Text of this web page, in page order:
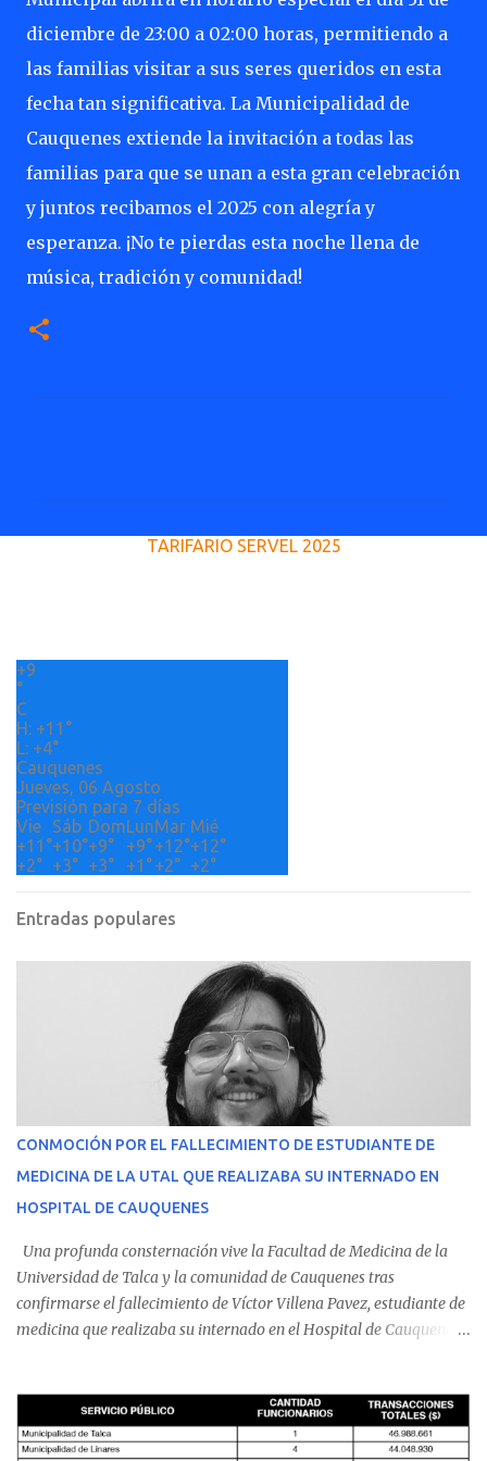
diciembre de 23:00 a 02:00 horas, permitiendo a
las familias visitar a sus seres queridos en esta
fecha tan significativa. La Municipalidad de
Cauquenes extiende la invitación a todas las
familias para que se unan a esta gran celebración
y juntos recibamos el 2025 con alegría y
esperanza. ¡No te pierdas esta noche llena de
música, tradición y comunidad!
s
TARIFARIO SERVEL 2025
+9
°
C
H: +11°
L: +4°
Cauquenes
Jueves, 06 Agosto
Previsión para 7 días
Vie
Sáb DomLunMar Mié
+11°+10°+9° +9°+12°+12°
+2° +3° +3° +1°+2° +2°
Entradas populares
CONMOCIÓN POR EL FALLECIMIENTO DE ESTUDIANTE DE
MEDICINA DE LA UTAL QUE REALIZABA SU INTERNADO EN
HOSPITAL DE CAUQUENES
Una profunda consternación vive la Facultad de Medicina de la
Universidad de Talca y la comunidad de Cauquenes tras
confirmarse el fallecimiento de Víctor Villena Pavez, estudiante de
medicina que realizaba su internado en el Hospital de Cauquenes.
malestares físicos. Dada la complejidad de su estado de salud, el
equipo médico determinó su traslado de urgencia al Hospital